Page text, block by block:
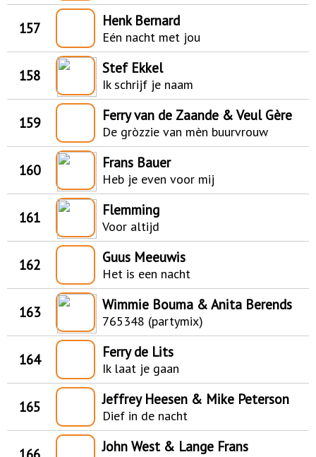
157 Henk Bernard
Eén nacht met jou
158 Stef Ekkel
Ik schrijf je naam
159 Ferry van de Zaande & Veul Gère
De gròzzie van mèn buurvrouw
160 Frans Bauer
Heb je even voor mij
161 Flemming
Voor altijd
162 Guus Meeuwis
Het is een nacht
163 Wimmie Bouma & Anita Berends
765348 (partymix)
164 Ferry de Lits
Ik laat je gaan
165 Jeffrey Heesen & Mike Peterson
Dief in de nacht
John West & Lange Frans